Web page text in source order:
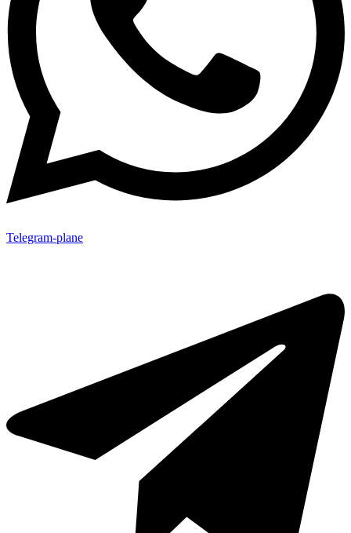
Telegram-plane